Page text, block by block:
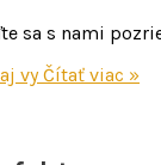
sa s nami
vyČítať viac »